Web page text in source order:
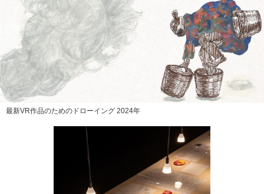
最新VR作品のためのドローイング 2024年